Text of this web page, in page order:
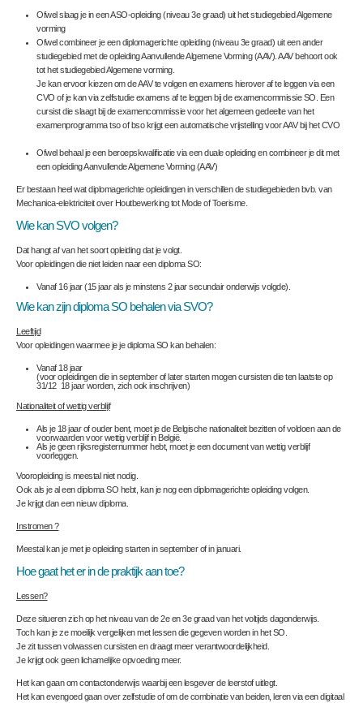
Ofwel slaag je in een ASO-opleiding (niveau 3egraad) uit het studiegebied Algemene
vorming
Ofwel combineer je een diplomagerichte opleiding (niveau 3egraad) uit een ander
studiegebied met de opleiding Aanvullende Algemene Vorming (AAV). AAV behoort ook
tot het studiegebied Algemene vorming.
Je kan ervoor kiezen om de AAV te volgen en examens hierover af te leggen via een
CVO of je kan via zelfstudie examens af te leggen bij de examencommissie SO. Een
cursist die slaagt bij de examencommissie voor het algemeen gedeelte van het
examenprogramma tso of bso krijgt een automatische vrijstelling voor AAV bij het CVO
Ofwel behaal je een beroepskwalificatie via een duale opleiding en combineer je dit met
een opleiding Aanvullende Algemene Vorming (AAV)
Er bestaan heel wat diplomagerichte opleidingen in verschillen de studiegebieden bvb. van
Mechanica-elektriciteit over Houtbewerking tot Mode of Toerisme.
Wie kan SVO volgen?
Dat hangt af van het soort opleiding dat je volgt.
Voor opleidingen dienietleiden naar een diploma SO:
Vanaf 16 jaar (15 jaar als je minstens 2 jaar secundair onderwijs volgde).
Wie kan zijn diploma SO behalen via SVO?
Leeftijd
Voor opleidingen waarmee je je diploma SO kan behalen:
Vanaf 18 jaar
(voor opleidingen die in september of later starten mogen cursisten die ten laatste op
31/12 18 jaar worden, zich ook inschrijven)
Nationaliteit of wettig verblijf
Als je 18 jaar of ouder bent, moet je de Belgische nationaliteit bezitten of voldoen aan de
voorwaarden voor wettig verblijf in België.
Als je geen rijksregisternummer hebt, moet je een document van wettig verblijf
voorleggen.
Vooropleidingis meestal niet nodig.
Ook als je al een diploma SO hebt, kan je nog een diplomagerichte opleiding volgen.
Je krijgt dan een nieuw diploma.
Instromen ?
Meestal kan je met je opleiding starten in september of in januari.
Hoe gaat het er in de praktijk aan toe?
Lessen?
Deze situeren zich op het niveau van de 2een 3egraad van het voltijds dagonderwijs.
Toch kan je ze moeilijk vergelijken met lessen die gegeven worden in het SO.
Je zit tussen volwassen cursisten en draagt meer verantwoordelijkheid.
Je krijgt ook geen lichamelijke opvoeding meer.
Het kan gaan om contactonderwijs waarbij een lesgever de leerstof uitlegt.
Het kan evengoed gaan over zelfstudie of om de combinatie van beiden, leren via een digitaal